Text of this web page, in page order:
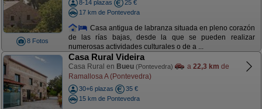
8 Fotos
8-14 plazas
25 €
17 km de Pontevedra
Casa antigua de labranza situada en pleno corazón
de las rías bajas, desde la que se pueden realizar
numerosas actividades culturales o de a ...
Casa Rural Videira
Casa Rural en Bueu (Pontevedra) a 22,3 km de
Ramallosa A (Pontevedra)
30+6 plazas
35 €
15 km de Pontevedra